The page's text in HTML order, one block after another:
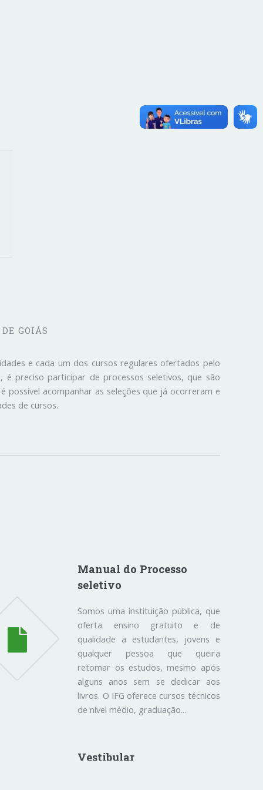
GOIÁS
e cada um dos cursos regulares ofertados pelo
é preciso participar de processos seletivos, que são
possível acompanhar as seleções que já ocorreram e
de cursos.
Manual do Processo
seletivo
Somos uma instituição pública, que
oferta ensino gratuito e de
qualidade a estudantes, jovens e
qualquer pessoa que queira
retomar os estudos, mesmo após
alguns anos sem se dedicar aos
livros. O IFG oferece cursos técnicos
de nível médio, graduação...
Vestibular